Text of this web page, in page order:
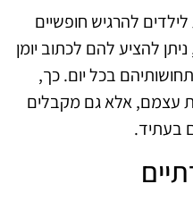
להרגיש חופשיים
להציע להם לכתוב יומן
בכל יום. כך,
עצמם, אלא גם מקבלים
בעתיד.